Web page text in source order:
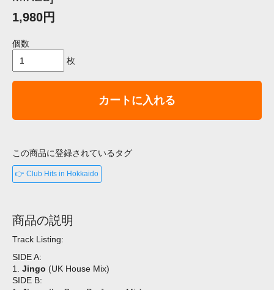
1,980円
個数
枚
カートに入れる
この商品に登録されているタグ
👉 Club Hits in Hokkaido
商品の説明
Track Listing:
SIDE A:
1. Jingo (UK House Mix)
SIDE B: